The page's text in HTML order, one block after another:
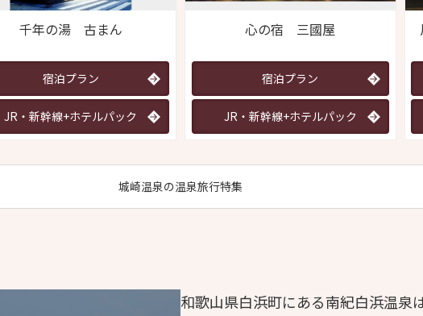
千年の湯 古まん
宿泊プラン
JR・新幹線+ホテルパック
心の宿 三國屋
宿泊プラン
JR・新幹線+ホテルパック
城崎温泉の温泉旅行特集
和歌山県白浜町にある南紀白浜温泉